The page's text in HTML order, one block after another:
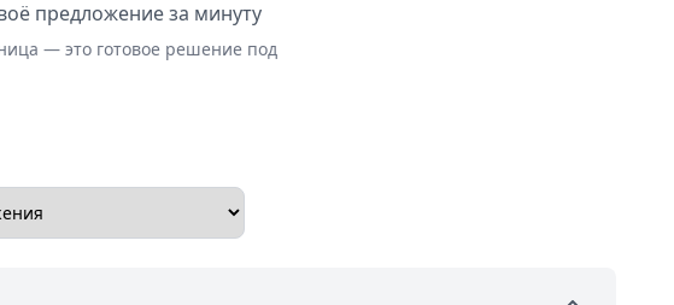
предложение за минуту
— это готовое решение под